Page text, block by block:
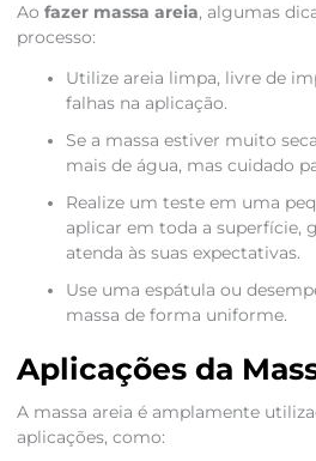
Ao fazer massa areia, algumas
processo:
Utilize areia limpa, livre de
falhas na aplicação.
Se a massa estiver muito
mais de água, mas cuidado
Realize um teste em uma
aplicar em toda a superfície,
atenda às suas expectativas.
Use uma espátula ou
massa de forma uniforme.
Aplicações da
A massa areia é amplamente
aplicações, como: